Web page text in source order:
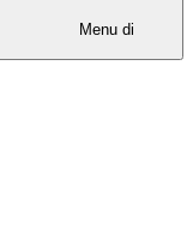
Menu di